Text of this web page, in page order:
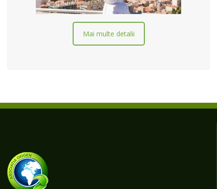
Mai multe detalii